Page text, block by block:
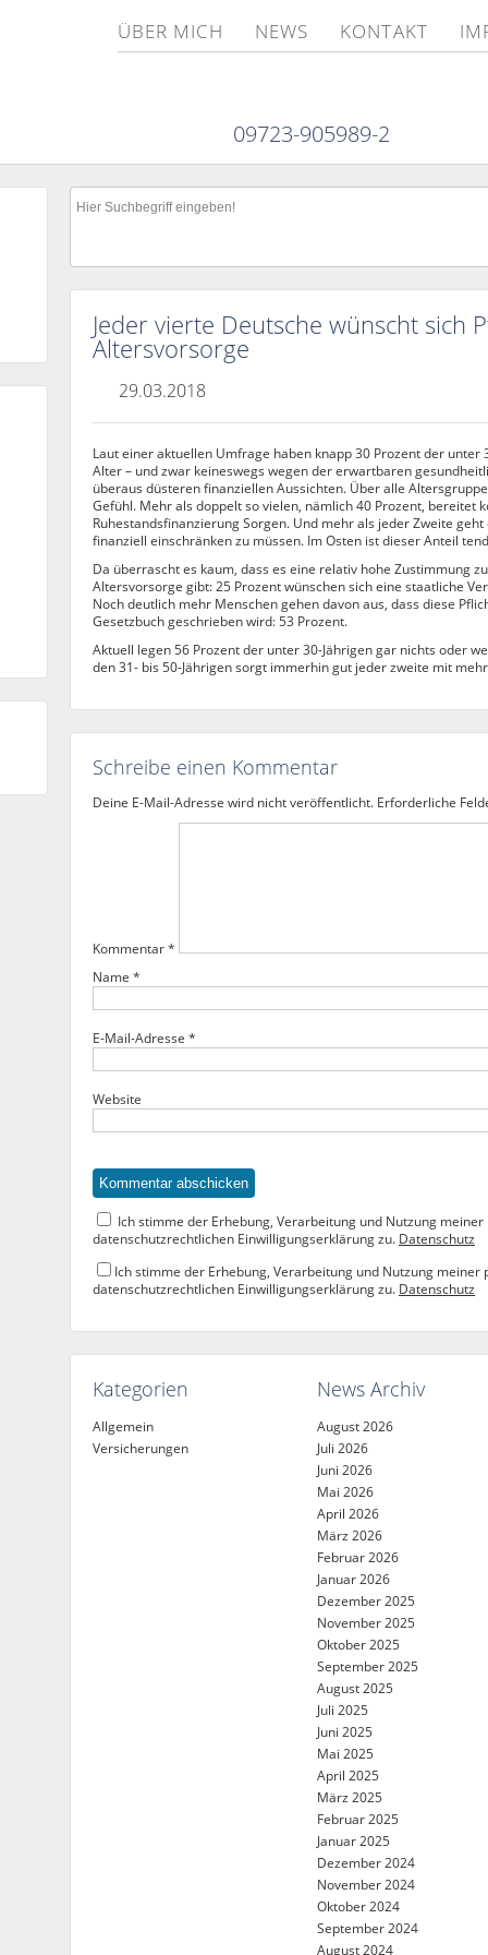
ÜBER MICH NEWS KONTAKT
09723-905989-2
Jeder vierte Deutsche wünscht sich
Altersvorsorge
29.03.2018
Laut einer aktuellen Umfrage haben knapp 30 Prozent der unter
Alter – und zwar keineswegs wegen der erwartbaren
überaus düsteren finanziellen Aussichten. Über alle
Gefühl. Mehr als doppelt so vielen, nämlich 40 Prozent, bereitet
Ruhestandsfinanzierung Sorgen. Und mehr als jeder Zweite
finanziell einschränken zu müssen. Im Osten ist dieser Anteil
Da überrascht es kaum, dass es eine relativ hohe Zustimmung
Altersvorsorge gibt: 25 Prozent wünschen sich eine staatliche
Noch deutlich mehr Menschen gehen davon aus, dass diese
Gesetzbuch geschrieben wird: 53 Prozent.
Aktuell legen 56 Prozent der unter 30-Jährigen gar nichts oder
den 31- bis 50-Jährigen sorgt immerhin gut jeder zweite mit
Schreibe einen Kommentar
Deine E-Mail-Adresse wird nicht veröffentlicht. Erforderliche
Kommentar*
Name *
E-Mail-Adresse *
Website
Ich stimme der Erhebung, Verarbeitung und Nutzung
datenschutzrechtlichen Einwilligungserklärung zu. Datenschutz
Ich stimme der Erhebung, Verarbeitung und Nutzung
datenschutzrechtlichen Einwilligungserklärung zu. Datenschutz
Kategorien
Allgemein
Versicherungen
News Archiv
August 2026
Juli 2026
Juni 2026
Mai 2026
April 2026
März 2026
Februar 2026
Januar 2026
Dezember 2025
November 2025
Oktober 2025
September 2025
August 2025
Juli 2025
Juni 2025
Mai 2025
April 2025
März 2025
Februar 2025
Januar 2025
Dezember 2024
November 2024
Oktober 2024
September 2024
August 2024